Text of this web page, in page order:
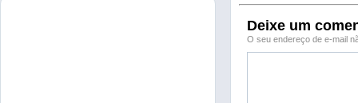
Deixe um
O seu endereço de e-mail